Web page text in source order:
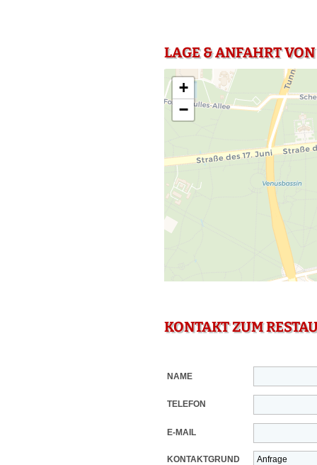
LAGE & ANFAHRT
+
−
KONTAKT ZUM
NAME
TELEFON
E-MAIL
KONTAKTGRUND